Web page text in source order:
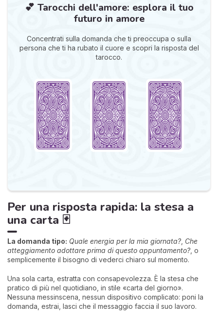
💕 Tarocchi dell'amore: esplora il tuo
futuro in amore
Concentrati sulla domanda che ti preoccupa o sulla
persona che ti ha rubato il cuore e scopri la risposta del
tarocco.
Per una risposta rapida: la stesa a
una carta 🃏
La domanda tipo: Quale energia per la mia giornata? Che
atteggiamento adottare prima di questo appuntamento? , o
semplicemente il bisogno di vederci chiaro sul momento.
Una sola carta, estratta con consapevolezza. È la stesa che
pratico di più nel quotidiano, in stile «carta del giorno».
Nessuna messinscena, nessun dispositivo complicato: poni la
domanda, estrai, lasci che il messaggio faccia il suo lavoro.